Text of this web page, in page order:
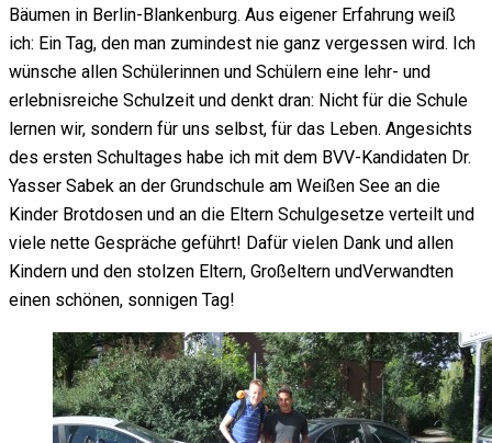
Bäumen in Berlin-Blankenburg. Aus eigener Erfahrung weiß
ich: Ein Tag, den man zumindest nie ganz vergessen wird. Ich
wünsche allen Schülerinnen und Schülern eine lehr- und
erlebnisreiche Schulzeit und denkt dran: Nicht für die Schule
lernen wir, sondern für uns selbst, für das Leben. Angesichts
des ersten Schultages habe ich mit dem BVV-Kandidaten Dr.
Yasser Sabek an der Grundschule am Weißen See an die
Kinder Brotdosen und an die Eltern Schulgesetze verteilt und
viele nette Gespräche geführt! Dafür vielen Dank und allen
Kindern und den stolzen Eltern, Großeltern undVerwandten
einen schönen, sonnigen Tag!